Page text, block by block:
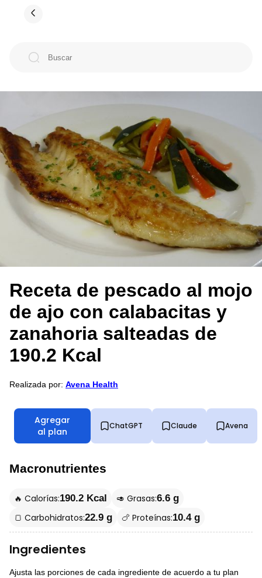
Receta de pescado al mojo
de ajo con calabacitas y
zanahoria salteadas de
190.2 Kcal
Realizada por: Avena Health
Agregar
al plan
ChatGPT Claude Avena
Macronutrientes
🔥 Calorías:190.2 Kcal 🥑 Grasas:6.6 g
🍞 Carbohidratos:22.9 g 🍗 Proteínas:10.4 g
Ingredientes
Ajusta las porciones de cada ingrediente de acuerdo a tu plan